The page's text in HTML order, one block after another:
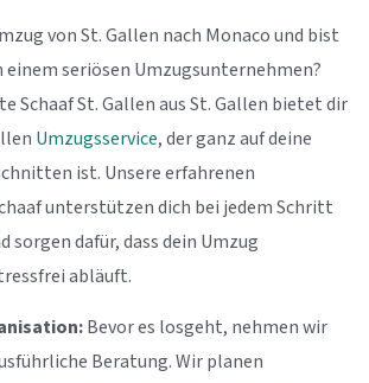
von St. Gallen nach Monaco und bist
einem seriösen Umzugsunternehmen?
Schaaf St. Gallen aus St. Gallen bietet dir
Umzugsservice, der ganz auf deine
ist. Unsere erfahrenen
unterstützen dich bei jedem Schritt
sorgen dafür, dass dein Umzug
abläuft.
Bevor es losgeht, nehmen wir
Beratung. Wir planen